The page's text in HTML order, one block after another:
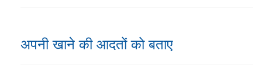
अपनी खाने की आदतों को बताए